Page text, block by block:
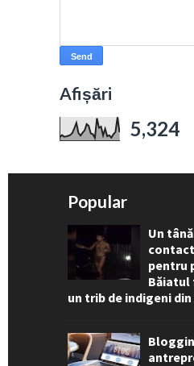
Afișări
5,324
Popular
Un
pentru
Băiatul
un trib de indigeni din